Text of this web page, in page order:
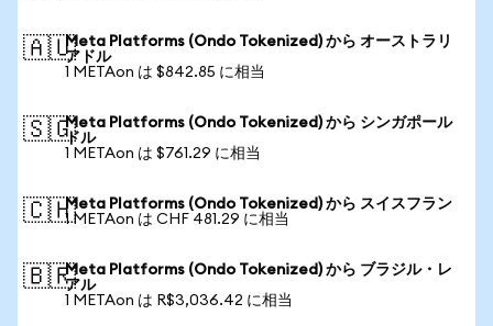
🇦🇺Meta Platforms (Ondo Tokenized) から オーストラリ
アドル
1 METAon は $842.85 に相当
🇸🇬Meta Platforms (Ondo Tokenized) から シンガポール
ドル
1 METAon は $761.29 に相当
🇨🇭Meta Platforms (Ondo Tokenized) から スイスフラン
1 METAon は CHF 481.29 に相当
🇧🇷Meta Platforms (Ondo Tokenized) から ブラジル・レ
アル
1 METAon は R$3,036.42 に相当